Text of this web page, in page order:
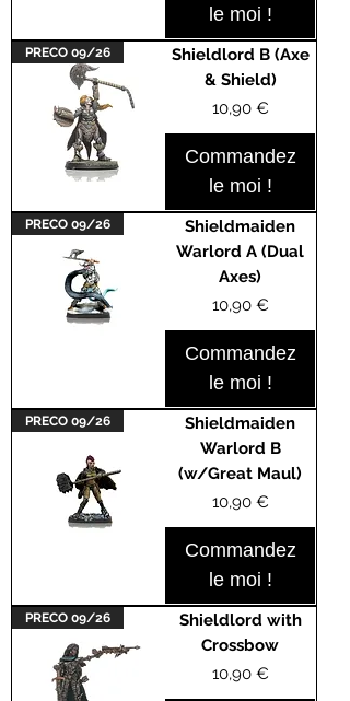
le moi !
PRECO 09/26
Shieldlord B (Axe
& Shield)
Prix
10,90 €
Commandez
le moi !
PRECO 09/26
Shieldmaiden
Warlord A (Dual
Axes)
Prix
10,90 €
Commandez
le moi !
PRECO 09/26
Shieldmaiden
Warlord B
(w/Great Maul)
Prix
10,90 €
Commandez
le moi !
PRECO 09/26
Shieldlord with
Crossbow
Prix
10,90 €